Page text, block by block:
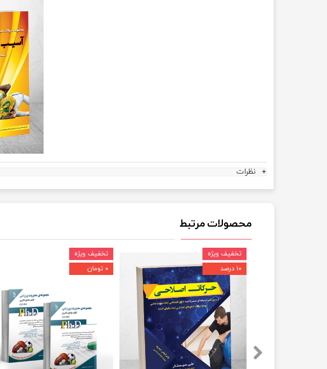
نظرات
محصولات مرتبط
تخفیف ویژه
۰ تومان
تخفیف ویژه
۱۰ درصد